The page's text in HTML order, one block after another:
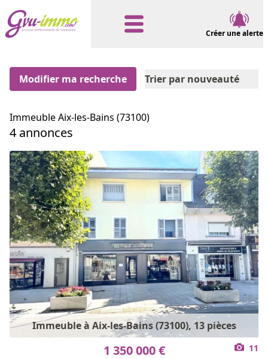
Créer une alerte
Modifier ma recherche Trier par nouveauté
Immeuble Aix-les-Bains (73100)
4 annonces
Immeuble à Aix-les-Bains (73100), 13 pièces
1 350 000 € 11